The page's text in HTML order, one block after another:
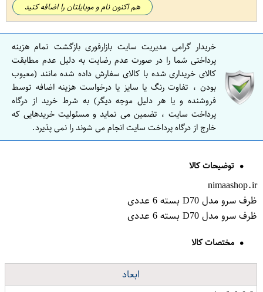
هم اکنون نام و موبایلتان را اضافه کنید
خریدار گرامی مدیریت سایت بازارفوری بازگشت تمام هزینه
پرداختی شما را در صورت عدم رضایت به دلیل عدم مطابقت
کالای خریداری شده با کالای سفارش داده شده مانند (معیوب
بودن ، تفاوت رنگ یا سایز یا درخواست هزینه اضافه توسط
فروشنده و یا هر دلیل موجه دیگر) به شرط خرید از درگاه
پرداخت سایت ، تضمین می نماید و مسئولیت خریدهایی که
خارج از درگاه پرداخت سایت انجام می شوند را نمی پذیرد.
توضیحات کالا
nimaashop.ir
ظرف سرو مدل D70 بسته 6 عددی
ظرف سرو مدل D70 بسته 6 عددی
مختصات کالا
ابعاد